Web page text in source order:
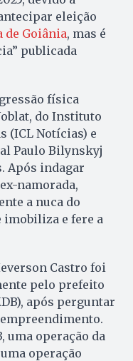
eleição
de Goiânia, mas é
publicada
física
do Instituto
(ICL Notícias) e
Paulo Bilynskyj
Após indagar
namorada,
a nuca do
e fere a
Castro foi
pelo prefeito
após perguntar
uma operação da
operação